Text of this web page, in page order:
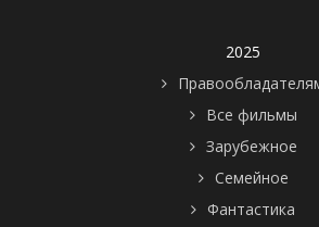
2025
Все фильмы
Зарубежное
Семейное
Фантастика